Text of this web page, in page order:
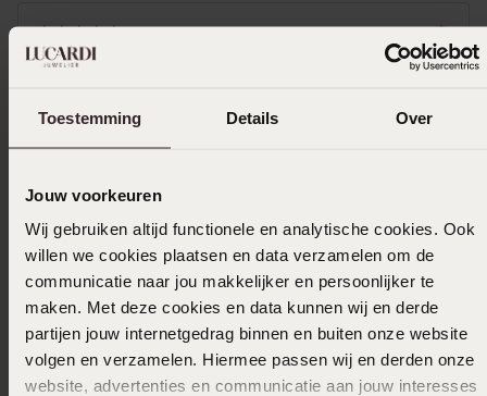
Toestemming Details Over
Jouw voorkeuren
Wij gebruiken altijd functionele en analytische cookies. Ook
willen we cookies plaatsen en data verzamelen om de
communicatie naar jou makkelijker en persoonlijker te
maken. Met deze cookies en data kunnen wij en derde
partijen jouw internetgedrag binnen en buiten onze website
volgen en verzamelen. Hiermee passen wij en derden onze
website, advertenties en communicatie aan jouw interesses
12-12-2025 - Sara S.
25-02-2024 - Tamara K.
Mooi enkelbandje, wel erg fijn, voelt wel
stevig aan